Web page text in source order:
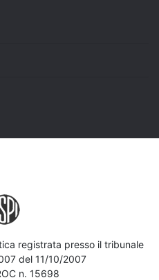
registrata presso il tribunale
del 11/10/2007
n. 15698